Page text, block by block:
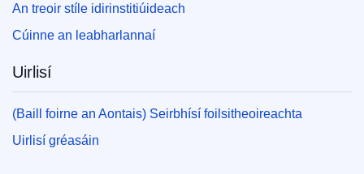
An treoir stíle idirinstitiúideach
Cúinne an leabharlannaí
Uirlisí
(Baill foirne an Aontais) Seirbhísí foilsitheoireachta
Uirlisí gréasáin